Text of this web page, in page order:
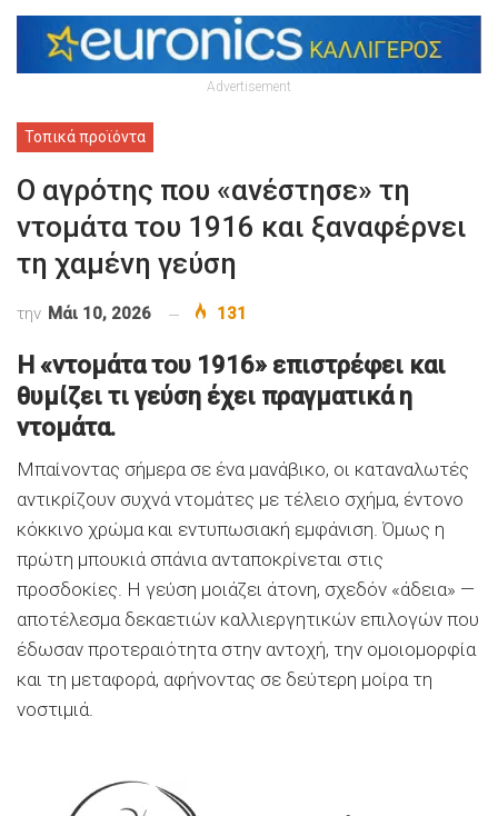
Advertisement
Τοπικά προϊόντα
Ο αγρότης που «ανέστησε» τη
ντομάτα του 1916 και ξαναφέρνει
τη χαμένη γεύση
την Μάι 10, 2026 131
Η «ντομάτα του 1916» επιστρέφει και
θυμίζει τι γεύση έχει πραγματικά η
ντομάτα.
Μπαίνοντας σήμερα σε ένα μανάβικο, οι καταναλωτές
αντικρίζουν συχνά ντομάτες με τέλειο σχήμα, έντονο
κόκκινο χρώμα και εντυπωσιακή εμφάνιση. Όμως η
πρώτη μπουκιά σπάνια ανταποκρίνεται στις
προσδοκίες. Η γεύση μοιάζει άτονη, σχεδόν «άδεια» —
αποτέλεσμα δεκαετιών καλλιεργητικών επιλογών που
έδωσαν προτεραιότητα στην αντοχή, την ομοιομορφία
και τη μεταφορά, αφήνοντας σε δεύτερη μοίρα τη
νοστιμιά.